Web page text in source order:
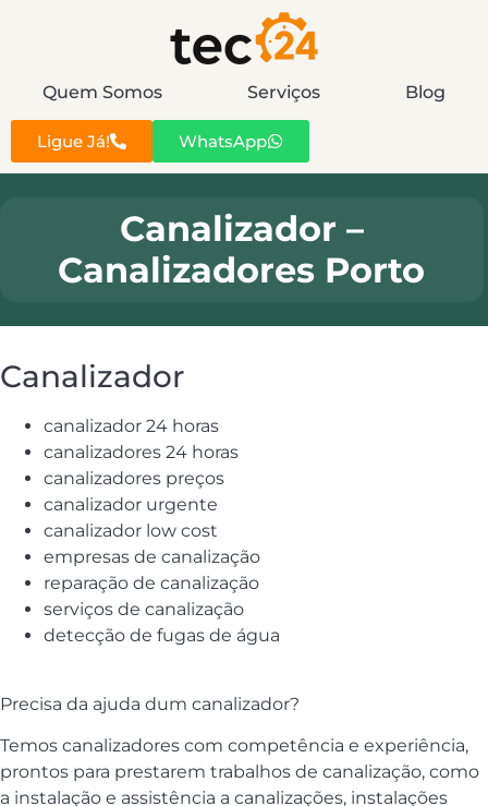
Quem Somos Serviços Blog
Ligue Já! WhatsApp
Canalizador –
Canalizadores Porto
Canalizador
canalizador 24 horas
canalizadores 24 horas
canalizadores preços
canalizador urgente
canalizador low cost
empresas de canalização
reparação de canalização
serviços de canalização
detecção de fugas de água
Precisa da ajuda dum canalizador?
Temos canalizadores com competência e experiência,
prontos para prestarem trabalhos de canalização, como
a instalação e assistência a canalizações, instalações